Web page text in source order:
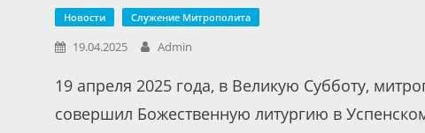
Новости Служение Митрополита
19.04.2025 Admin
19 апреля 2025 года, в Великую Субботу,
совершил Божественную литургию в